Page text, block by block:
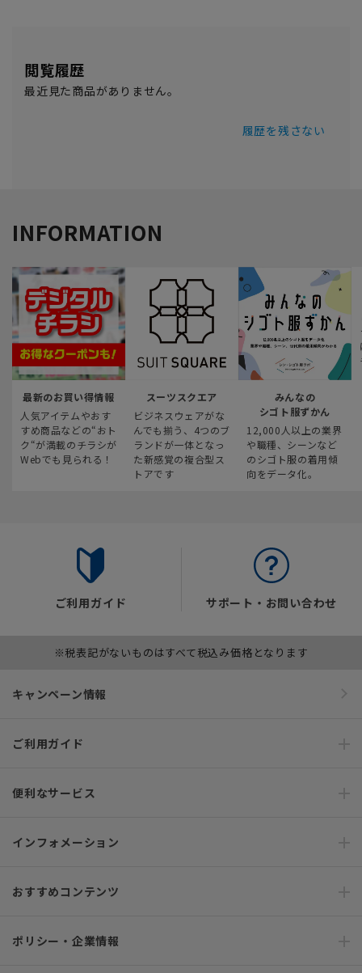
閲覧履歴
最近見た商品がありません。
履歴を残さない
INFORMATION
最新のお買い得情報
人気アイテムやおす
すめ商品などの“おト
ク“が満載のチラシが
Webでも見られる！
スーツスクエア
ビジネスウェアがな
んでも揃う、4つのブ
ランドが一体となっ
た新感覚の複合型ス
トアです
みんなの
シゴト服ずかん
12,000人以上の業界
や職種、シーンなど
のシゴト服の着用傾
向をデータ化。
ご利用ガイド サポート・お問い合わせ
※税表記がないものはすべて税込み価格となります
キャンペーン情報
ご利用ガイド
便利なサービス
インフォメーション
おすすめコンテンツ
ポリシー・企業情報